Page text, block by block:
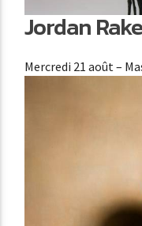
Jordan
Mercredi 21 août –